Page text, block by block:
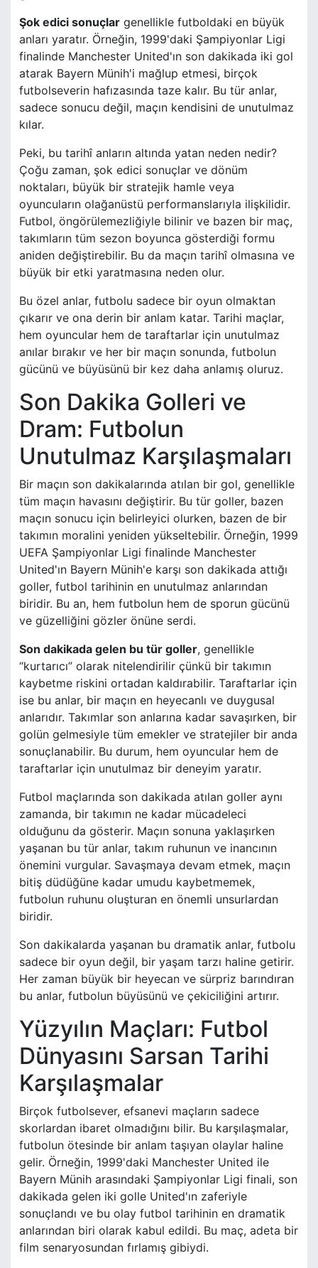
Şok edici sonuçlar genellikle futboldaki en büyük
anları yaratır. Örneğin, 1999'daki Şampiyonlar Ligi
finalinde Manchester United'ın son dakikada iki gol
atarak Bayern Münih'i mağlup etmesi, birçok
futbolseverin hafızasında taze kalır. Bu tür anlar,
sadece sonucu değil, maçın kendisini de unutulmaz
kılar.
Peki, bu tarihî anların altında yatan neden nedir?
Çoğu zaman, şok edici sonuçlar ve dönüm
noktaları, büyük bir stratejik hamle veya
oyuncuların olağanüstü performanslarıyla ilişkilidir.
Futbol, öngörülemezliğiyle bilinir ve bazen bir maç,
takımların tüm sezon boyunca gösterdiği formu
aniden değiştirebilir. Bu da maçın tarihî olmasına ve
büyük bir etki yaratmasına neden olur.
Bu özel anlar, futbolu sadece bir oyun olmaktan
çıkarır ve ona derin bir anlam katar. Tarihi maçlar,
hem oyuncular hem de taraftarlar için unutulmaz
anılar bırakır ve her bir maçın sonunda, futbolun
gücünü ve büyüsünü bir kez daha anlamış oluruz.
Son Dakika Golleri ve
Dram: Futbolun
Unutulmaz Karşılaşmaları
Bir maçın son dakikalarında atılan bir gol, genellikle
tüm maçın havasını değiştirir. Bu tür goller, bazen
maçın sonucu için belirleyici olurken, bazen de bir
takımın moralini yeniden yükseltebilir. Örneğin, 1999
UEFA Şampiyonlar Ligi finalinde Manchester
United'ın Bayern Münih'e karşı son dakikada attığı
goller, futbol tarihinin en unutulmaz anlarından
biridir. Bu an, hem futbolun hem de sporun gücünü
ve güzelliğini gözler önüne serdi.
Son dakikada gelen bu tür goller, genellikle
“kurtarıcı” olarak nitelendirilir çünkü bir takımın
kaybetme riskini ortadan kaldırabilir. Taraftarlar için
ise bu anlar, bir maçın en heyecanlı ve duygusal
anlarıdır. Takımlar son anlarına kadar savaşırken, bir
golün gelmesiyle tüm emekler ve stratejiler bir anda
sonuçlanabilir. Bu durum, hem oyuncular hem de
taraftarlar için unutulmaz bir deneyim yaratır.
Futbol maçlarında son dakikada atılan goller aynı
zamanda, bir takımın ne kadar mücadeleci
olduğunu da gösterir. Maçın sonuna yaklaşırken
yaşanan bu tür anlar, takım ruhunun ve inancının
önemini vurgular. Savaşmaya devam etmek, maçın
bitiş düdüğüne kadar umudu kaybetmemek,
futbolun ruhunu oluşturan en önemli unsurlardan
biridir.
Son dakikalarda yaşanan bu dramatik anlar, futbolu
sadece bir oyun değil, bir yaşam tarzı haline getirir.
Her zaman büyük bir heyecan ve sürpriz barındıran
bu anlar, futbolun büyüsünü ve çekiciliğini artırır.
Yüzyılın Maçları: Futbol
Dünyasını Sarsan Tarihi
Karşılaşmalar
Birçok futbolsever, efsanevi maçların sadece
skorlardan ibaret olmadığını bilir. Bu karşılaşmalar,
futbolun ötesinde bir anlam taşıyan olaylar haline
gelir. Örneğin, 1999'daki Manchester United ile
Bayern Münih arasındaki Şampiyonlar Ligi finali, son
dakikada gelen iki golle United'ın zaferiyle
sonuçlandı ve bu olay futbol tarihinin en dramatik
anlarından biri olarak kabul edildi. Bu maç, adeta bir
film senaryosundan fırlamış gibiydi.